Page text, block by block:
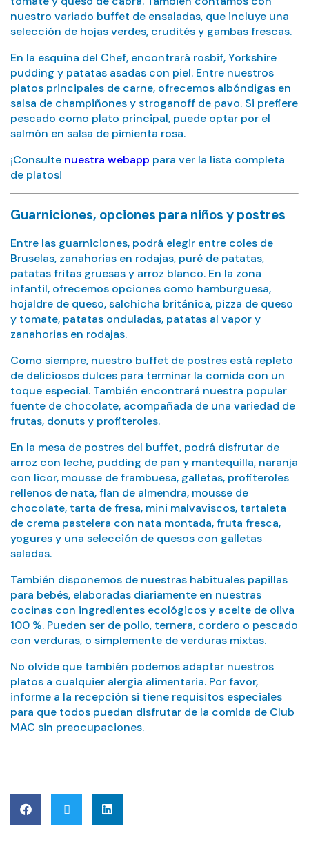
nuestro variado buffet de ensaladas, que incluye una
selección de hojas verdes, crudités y gambas frescas.
En la esquina del Chef, encontrará rosbif, Yorkshire
pudding y patatas asadas con piel. Entre nuestros
platos principales de carne, ofrecemos albóndigas en
salsa de champiñones y stroganoff de pavo. Si prefiere
pescado como plato principal, puede optar por el
salmón en salsa de pimienta rosa.
¡Consulte nuestra webapp para ver la lista completa
de platos!
Guarniciones, opciones para niños y postres
Entre las guarniciones, podrá elegir entre coles de
Bruselas, zanahorias en rodajas, puré de patatas,
patatas fritas gruesas y arroz blanco. En la zona
infantil, ofrecemos opciones como hamburguesa,
hojaldre de queso, salchicha británica, pizza de queso
y tomate, patatas onduladas, patatas al vapor y
zanahorias en rodajas.
Como siempre, nuestro buffet de postres está repleto
de deliciosos dulces para terminar la comida con un
toque especial. También encontrará nuestra popular
fuente de chocolate, acompañada de una variedad de
frutas, donuts y profiteroles.
En la mesa de postres del buffet, podrá disfrutar de
arroz con leche, pudding de pan y mantequilla, naranja
con licor, mousse de frambuesa, galletas, profiteroles
rellenos de nata, flan de almendra, mousse de
chocolate, tarta de fresa, mini malvaviscos, tartaleta
de crema pastelera con nata montada, fruta fresca,
yogures y una selección de quesos con galletas
saladas.
También disponemos de nuestras habituales papillas
para bebés, elaboradas diariamente en nuestras
cocinas con ingredientes ecológicos y aceite de oliva
100 %. Pueden ser de pollo, ternera, cordero o pescado
con verduras, o simplemente de verduras mixtas.
No olvide que también podemos adaptar nuestros
platos a cualquier alergia alimentaria. Por favor,
informe a la recepción si tiene requisitos especiales
para que todos puedan disfrutar de la comida de Club
MAC sin preocupaciones.